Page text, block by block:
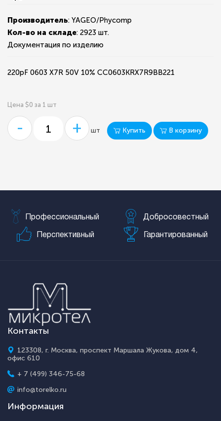
Производитель: YAGEO/Phycomp
Кол-во на складе: 2923 шт.
Документация по изделию
220pF 0603 X7R 50V 10% CC0603KRX7R9BB221
Цена $0 за 1 шт
- + шт Купить В корзину
Профессиональный Добросовестный
Перспективный Гарантированный
Контакты
123308, г. Москва, проспект Маршала Жукова, дом 4,
офис 610
+ 7 (499) 346-75-68
info@torelko.ru
Информация